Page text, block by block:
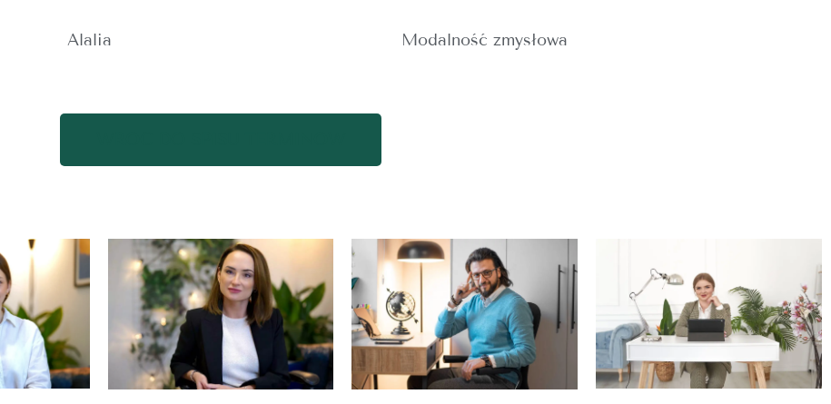
Alalia Modalność zmysłowa